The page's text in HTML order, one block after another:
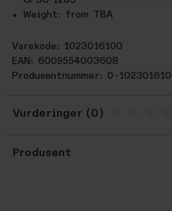
Weight: from TBA
Varekode: 1023016100
EAN: 6009554003608
Produsentnummer: 0-
Vurderinger
Produsent